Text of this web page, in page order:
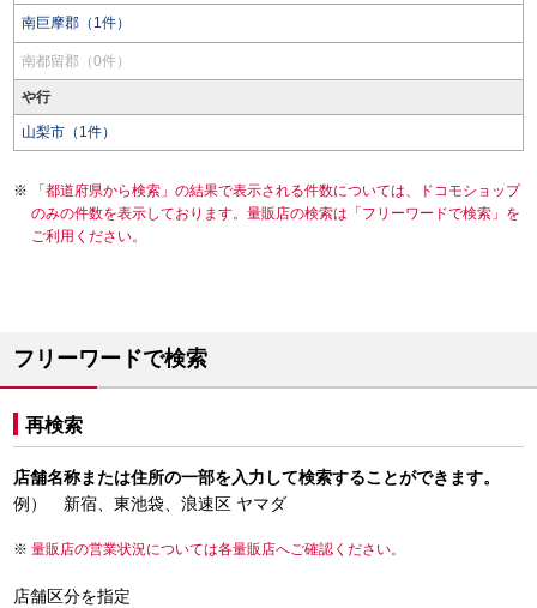
南巨摩郡（1件）
南都留郡（0件）
や行
山梨市（1件）
「都道府県から検索」の結果で表示される件数については、ドコモショップ
のみの件数を表示しております。量販店の検索は「フリーワードで検索」を
ご利用ください。
フリーワードで検索
再検索
店舗名称または住所の一部を入力して検索することができます。
例） 新宿、東池袋、浪速区 ヤマダ
量販店の営業状況については各量販店へご確認ください。
店舗区分を指定